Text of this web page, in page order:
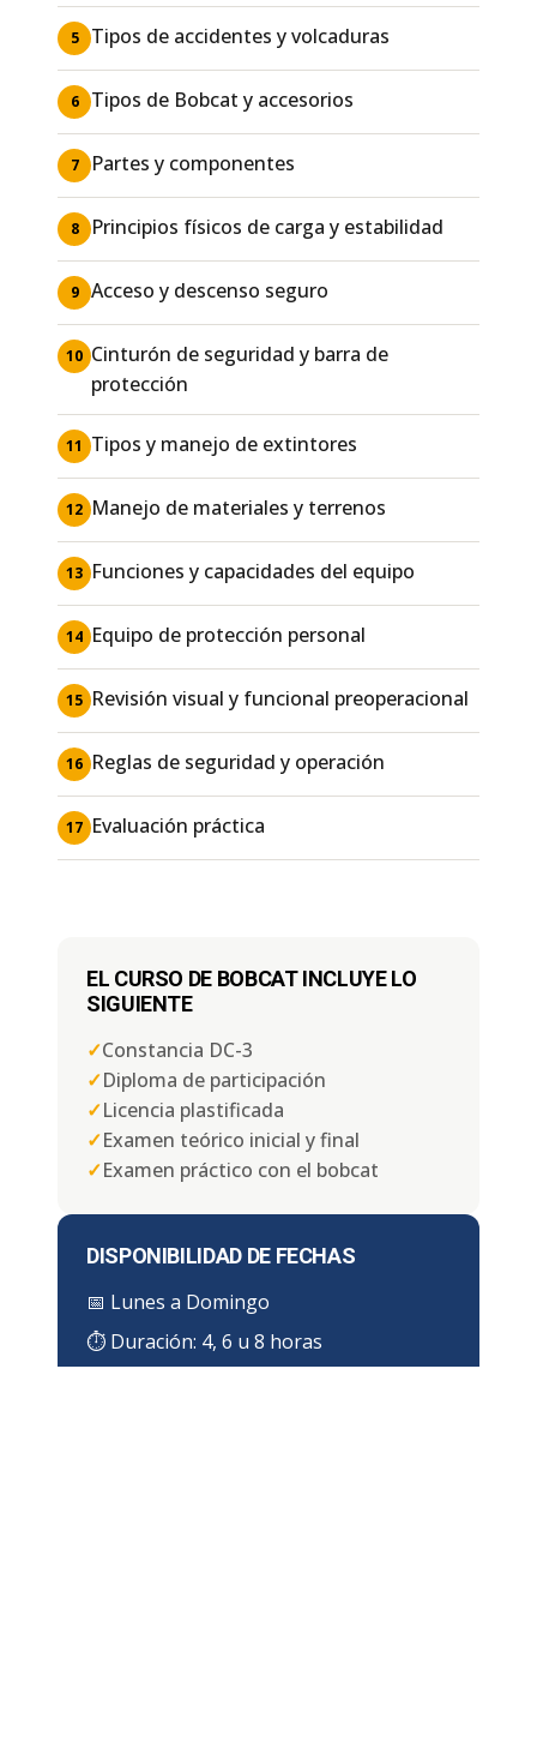
5 Tipos de accidentes y volcaduras
6 Tipos de Bobcat y accesorios
7 Partes y componentes
8 Principios físicos de carga y estabilidad
9 Acceso y descenso seguro
10 Cinturón de seguridad y barra de
protección
11 Tipos y manejo de extintores
12 Manejo de materiales y terrenos
13 Funciones y capacidades del equipo
14 Equipo de protección personal
15 Revisión visual y funcional preoperacional
16 Reglas de seguridad y operación
17 Evaluación práctica
EL CURSO DE BOBCAT INCLUYE LO
SIGUIENTE
✓Constancia DC-3
✓Diploma de participación
✓Licencia plastificada
✓Examen teórico inicial y final
✓Examen práctico con el bobcat
DISPONIBILIDAD DE FECHAS
📅 Lunes a Domingo
⏱ Duración: 4, 6 u 8 horas